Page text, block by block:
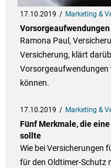
17.10.2019 Marketing &
Ramona Paul,
Versicherung, klärt
Vorsorgeaufwendungen
können.
17.10.2019 Marketing &
Fünf Merkmale, die
sollte
Wie bei Versicherungen
für den Oldtimer-Schutz